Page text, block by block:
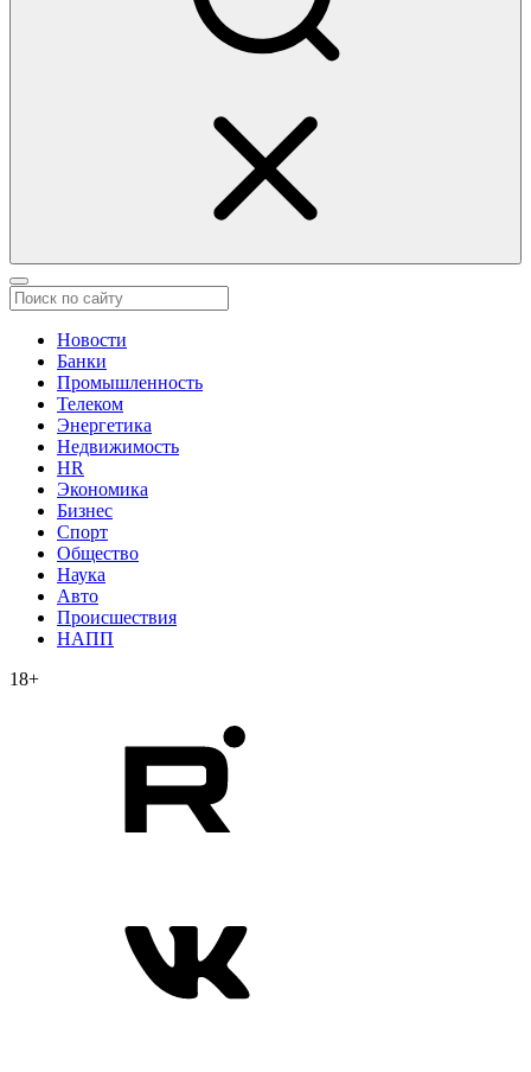
Новости
Банки
Промышленность
Телеком
Энергетика
Недвижимость
HR
Экономика
Бизнес
Спорт
Общество
Наука
Авто
Происшествия
НАПП
18+